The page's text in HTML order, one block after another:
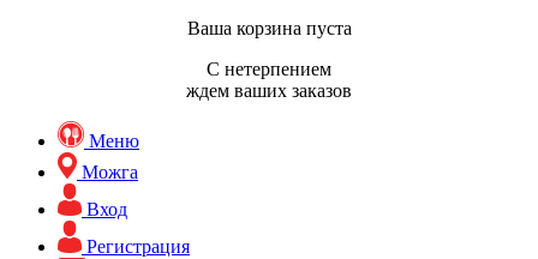
Ваша корзина пуста
С нетерпением
ждем ваших заказов
Меню
Можга
Вход
Регистрация